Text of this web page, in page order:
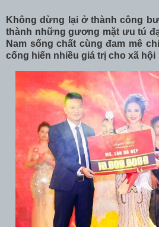
Không dừng lại ở thành công
thành những gương mặt ưu tú
Nam sống chất cùng đam mê
cống hiến nhiều giá trị cho xã hội